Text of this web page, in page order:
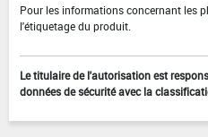
Pour les informations concernant les
l'étiquetage du produit.
Le titulaire de l'autorisation est
données de sécurité avec la